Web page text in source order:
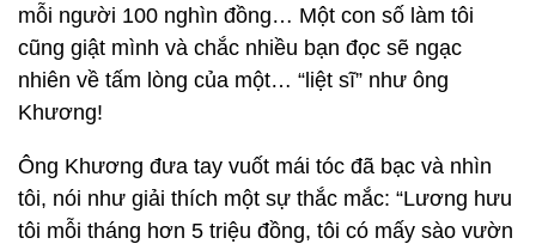
mỗi người 100 nghìn đồng… Một con số làm tôi
cũng giật mình và chắc nhiều bạn đọc sẽ ngạc
nhiên về tấm lòng của một… “liệt sĩ” như ông
Khương!
Ông Khương đưa tay vuốt mái tóc đã bạc và nhìn
tôi, nói như giải thích một sự thắc mắc: “Lương hưu
tôi mỗi tháng hơn 5 triệu đồng, tôi có mấy sào vườn